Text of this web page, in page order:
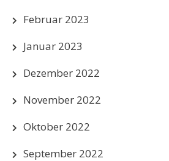
Februar 2023
Januar 2023
Dezember 2022
November 2022
Oktober 2022
September 2022